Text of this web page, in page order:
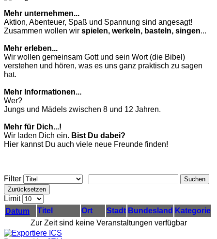
Mehr unternehmen...
Aktion, Abenteuer, Spaß und Spannung sind angesagt!
Zusammen wollen wir spielen, werkeln, basteln, singen...
Mehr erleben...
Wir wollen gemeinsam Gott und sein Wort (die Bibel)
verstehen und hören, was es uns ganz praktisch zu sagen
hat.
Mehr Informationen...
Wer?
Jungs und Mädels zwischen 8 und 12 Jahren.
Mehr für Dich...!
Wir laden Dich ein. Bist Du dabei?
Hier kannst Du auch viele neue Freunde finden!
Filter
Suchen
Zurücksetzen
Limit
Datum
Titel Ort Stadt Bundesland Kategorie
Zur Zeit sind keine Veranstaltungen verfügbar